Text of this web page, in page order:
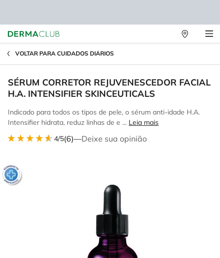
Lojas
VOLTAR PARA CUIDADOS DIÁRIOS
SÉRUM CORRETOR REJUVENESCEDOR FACIAL
H.A. INTENSIFIER SKINCEUTICALS
Indicado para todos os tipos de pele, o sérum anti-idade H.A.
Intensifier hidrata, reduz linhas de e ... Leia mais
4/5(6)—Deixe sua opinião